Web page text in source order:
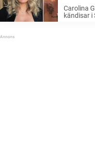
Carolina
kändisar i